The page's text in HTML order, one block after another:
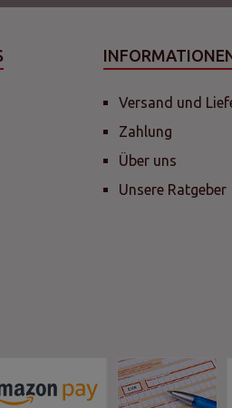
Versand und
Zahlung
Über uns
Unsere Ratgeber